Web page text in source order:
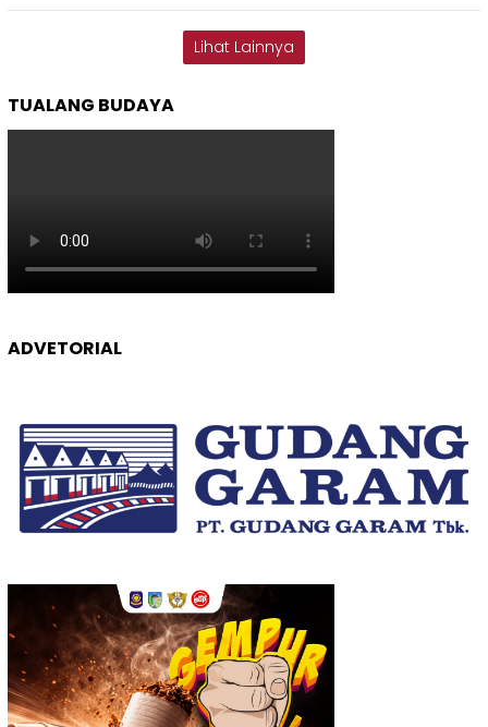
Lihat Lainnya
TUALANG BUDAYA
ADVETORIAL